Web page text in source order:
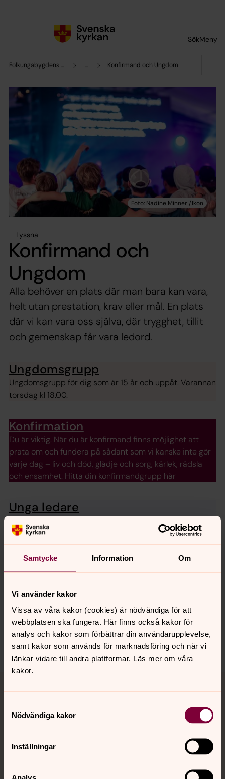
Samtycke Information Om
Vi använder kakor
Vissa av våra kakor (cookies) är nödvändiga för att
webbplatsen ska fungera. Här finns också kakor för
analys och kakor som förbättrar din användarupplevelse,
samt kakor som används för marknadsföring och när vi
länkar vidare till andra plattformar. Läs mer om våra
kakor.
Nödvändiga kakor
Inställningar
Analys
SökMeny
Folkungabygdens pastorat ... Konfirmand och Ungdom
Lyssna
Konfirmand och
Ungdom
Alla behöver en plats där man bara kan vara,
helt utan prestation, krav eller mål. En plats
där vi kan vara oss själva, där trygghet, tillit
och gemenskap får vara ledord.
Ungdomsgrupp
Ungdomsgrupp för dig som är 15 år och uppåt. Varannan
torsdag kl 18.00.
Konfirmation
Du är viktig. När du är konfirmand finns möjlighet att
prata om och fundera på sådant som vi kanske inte gör
varje dag – liv och död, glädje och sorg, kärlek, rädsla
och ensamhet. Hitta din konfirmandgrupp här
Unga ledare
Senast ändrad 22 maj 2024
innehåll?
folkungabygden.pastorat@svenskakyrkan.se
Dela
Tillbaka till toppen
Tillbaka till innehållet